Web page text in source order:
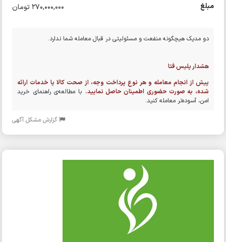
مبلغ 270,000,000 تومان
دو مدیک هیچگونه منفعت و مسئولیتی در قبال معامله شما ندارد.
هشدار پلیس فتا
پیش از انجام معامله و هر نوع پرداخت وجه، از صحت کالا یا خدمات ارائه
شده، به صورت حضوری اطمینان حاصل نمایید. با مطالعه‌ی راهنمای خرید
امن، آسوده‌تر معامله کنید.
گزارش مشکل آگهی